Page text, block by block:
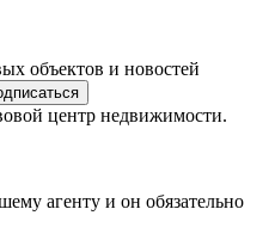
объектов и новостей
центр недвижимости.
агенту и он обязательно